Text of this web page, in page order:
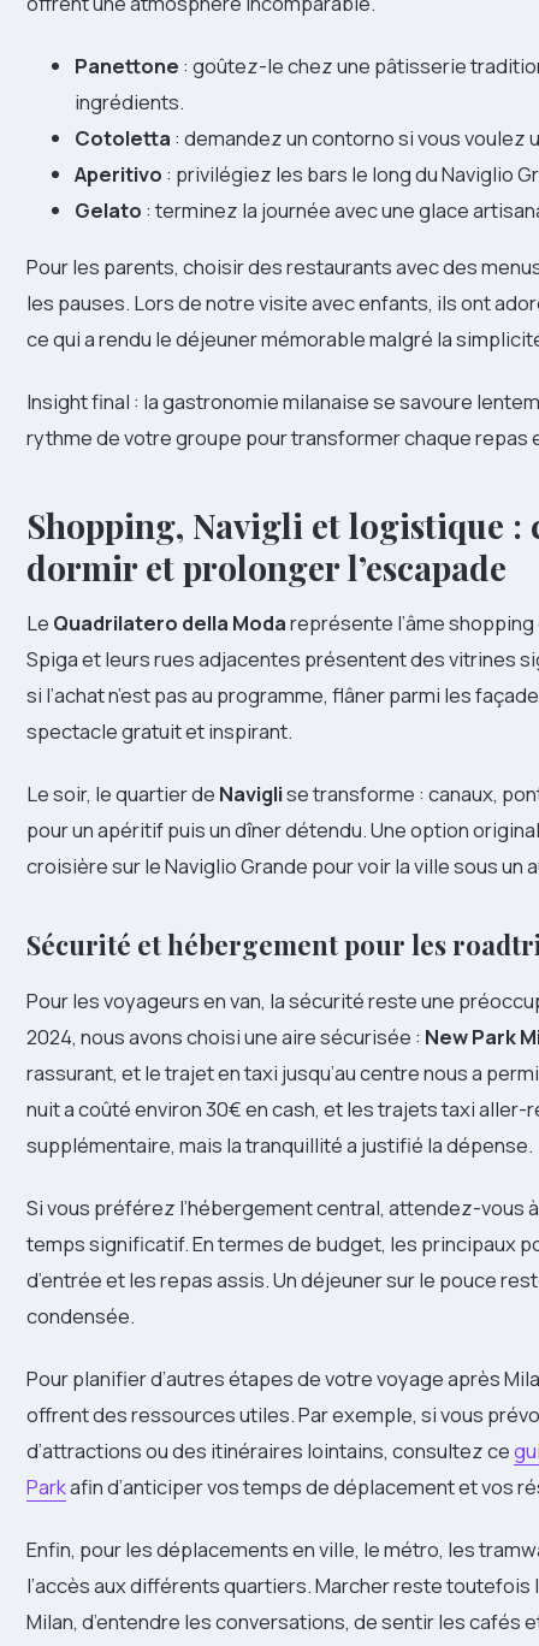
Panettone : goûtez-le chez une pâtisserie
ingrédients.
Cotoletta : demandez un contorno si vous voulez
Aperitivo : privilégiez les bars le long du Naviglio
Gelato : terminez la journée avec une glace
Pour les parents, choisir des restaurants avec des
les pauses. Lors de notre visite avec enfants, ils ont
ce qui a rendu le déjeuner mémorable malgré la
Insight final : la gastronomie milanaise se savoure
rythme de votre groupe pour transformer chaque repas
Shopping, Navigli et logistique :
dormir et prolonger l’escapade
Le Quadrilatero della Modareprésente l’âme
Spiga et leurs rues adjacentes présentent des vitrines
si l’achat n’est pas au programme, flâner parmi les
spectacle gratuit et inspirant.
Le soir, le quartier de Naviglise transforme : canaux,
pour un apéritif puis un dîner détendu. Une option
croisière sur le Naviglio Grande pour voir la ville sous un
Sécurité et hébergement pour les
Pour les voyageurs en van, la sécurité reste une
2024, nous avons choisi une aire sécurisée : New Park
rassurant, et le trajet en taxi jusqu’au centre nous a
nuit a coûté environ 30€ en cash, et les trajets taxi
supplémentaire, mais la tranquillité a justifié la dépense.
Si vous préférez l’hébergement central, attendez-vous
temps significatif. En termes de budget, les principaux
d’entrée et les repas assis. Un déjeuner sur le pouce
condensée.
Pour planifier d’autres étapes de votre voyage après
offrent des ressources utiles. Par exemple, si vous
d’attractions ou des itinéraires lointains, consultez ce
Parkafin d’anticiper vos temps de déplacement et vos
Enfin, pour les déplacements en ville, le métro, les
l’accès aux différents quartiers. Marcher reste toutefois
Milan, d’entendre les conversations, de sentir les